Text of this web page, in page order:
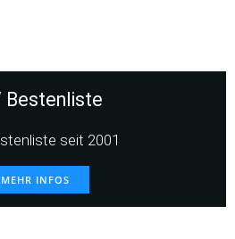
Bestenliste
seit 2001
MEHR INFOS